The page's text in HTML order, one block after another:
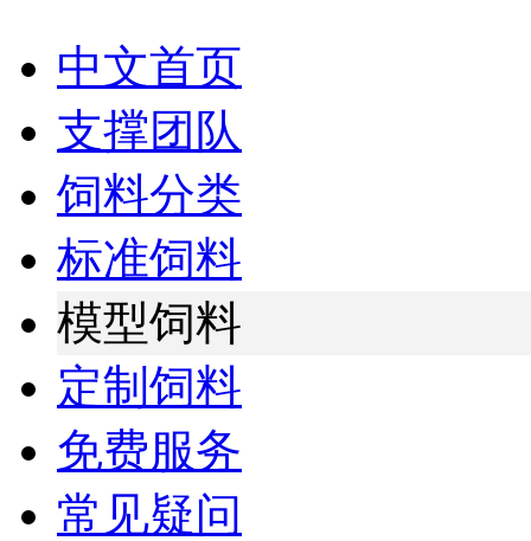
中文首页
支撑团队
饲料分类
标准饲料
模型饲料
定制饲料
免费服务
常见疑问